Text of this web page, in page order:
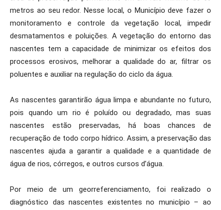
metros ao seu redor. Nesse local, o Município deve fazer o
monitoramento e controle da vegetação local, impedir
desmatamentos e poluições. A vegetação do entorno das
nascentes tem a capacidade de minimizar os efeitos dos
processos erosivos, melhorar a qualidade do ar, filtrar os
poluentes e auxiliar na regulação do ciclo da água.
As nascentes garantirão água limpa e abundante no futuro,
pois quando um rio é poluído ou degradado, mas suas
nascentes estão preservadas, há boas chances de
recuperação de todo corpo hídrico. Assim, a preservação das
nascentes ajuda a garantir a qualidade e a quantidade de
água de rios, córregos, e outros cursos d’água.
Por meio de um georreferenciamento, foi realizado o
diagnóstico das nascentes existentes no município – ao